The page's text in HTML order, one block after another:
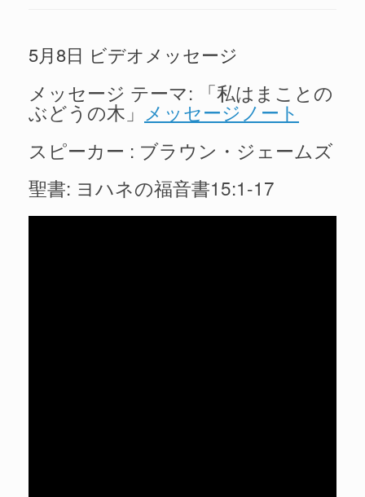
5月8日 ビデオメッセージ
メッセージ テーマ: 「私はまことの
ぶどうの木」 メッセージノート
スピーカー : ブラウン・ジェームズ
聖書: ヨハネの福音書15:1-17